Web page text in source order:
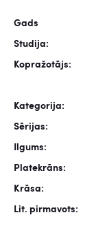
Gads
Studija:
Kopražotājs:
Kategorija:
Sērijas:
Ilgums:
Platekrāns:
Krāsa:
Lit. pirmavots: